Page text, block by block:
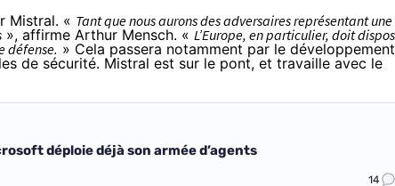
Mistral. « Tant que nous aurons des adversaires représentant une
», affirme Arthur Mensch. « L’Europe, en particulier, doit
défense. » Cela passera notamment par le développement
de sécurité. Mistral est sur le pont, et travaille avec le
déploie déjà son armée d’agents
14